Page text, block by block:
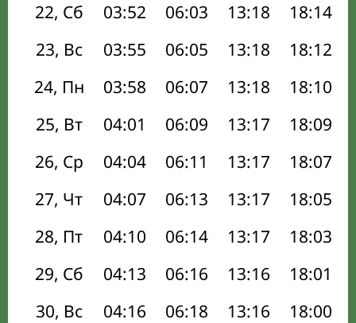
22, Сб
03:52 06:03 13:18 18:14
23, Вс
03:55 06:05 13:18 18:12
24, Пн
03:58 06:07 13:18 18:10
25, Вт
04:01 06:09 13:17 18:09
26, Ср
04:04 06:11 13:17 18:07
27, Чт
04:07 06:13 13:17 18:05
28, Пт
04:10 06:14 13:17 18:03
29, Сб
04:13 06:16 13:16 18:01
30, Вс
04:16 06:18 13:16 18:00